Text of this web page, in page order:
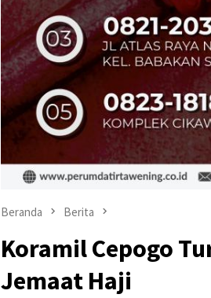
Beranda Berita
Koramil Cepogo
Jemaat Haji